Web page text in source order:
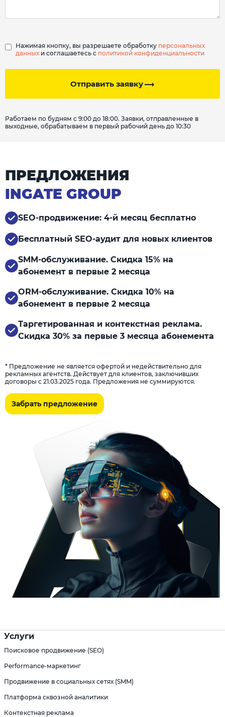
Отправить заявку
Нажимая кнопку, вы разрешаете обработку персональных
данных и соглашаетесь с политикой конфиденциальности
Работаем по будням с 9:00 до 18:00. Заявки, отправленные в
выходные, обрабатываем в первый рабочий день до 10:30
ПРЕДЛОЖЕНИЯ
INGATE GROUP
SEO-продвижение: 4-й месяц бесплатно
Бесплатный SEO-аудит для новых клиентов
SMM-обслуживание. Скидка 15% на
абонемент в первые 2 месяца
ORM-обслуживание. Скидка 10% на
абонемент в первые 2 месяца
Таргетированная и контекстная реклама.
Скидка 30% за первые 3 месяца абонемента
* Предложение не является офертой и недействительно для
рекламных агентств. Действует для клиентов, заключивших
договоры с 21.03.2025 года. Предложения не суммируются.
Забрать предложение
Услуги
Поисковое продвижение (SEO)
Performance-маркетинг
Продвижение в социальных сетях (SMM)
Платформа сквозной аналитики
Контекстная реклама